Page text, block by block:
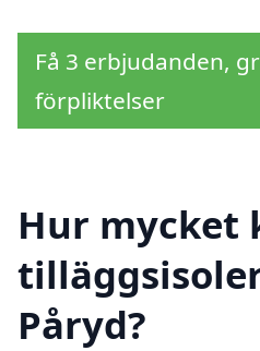
Få 3 erbjudanden,
förpliktelser
Hur mycket
Påryd?